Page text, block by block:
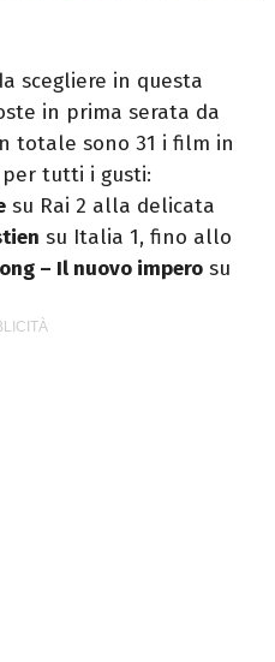
scegliere in questa
in prima serata da
totale sono 31 i film in
tutti i gusti:
su Rai 2 alla delicata
su Italia 1, fino allo
– Il nuovo impero su